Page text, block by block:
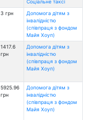
Соціальне таксі
3 грн
Допомога дітям з
інвалідністю
(співпраця з фондом
Майя Хоуп)
1417.6
грн
Допомога дітям з
інвалідністю
(співпраця з фондом
Майя Хоуп)
5925.96
грн
Допомога дітям з
інвалідністю
(співпраця з фондом
Майя Хоуп)